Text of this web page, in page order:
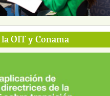
OIT y Conama